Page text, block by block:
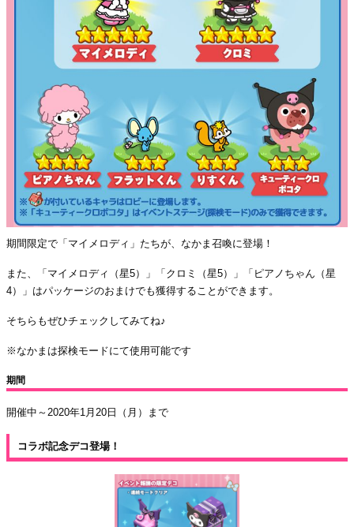
期間限定で「マイメロディ」たちが、なかま召喚に登場！
また、「マイメロディ（星5）」「クロミ（星5）」「ピアノちゃん（星
4）」はパッケージのおまけでも獲得することができます。
そちらもぜひチェックしてみてね♪
※なかまは探検モードにて使用可能です
期間
開催中～2020年1月20日（月）まで
コラボ記念デコ登場！